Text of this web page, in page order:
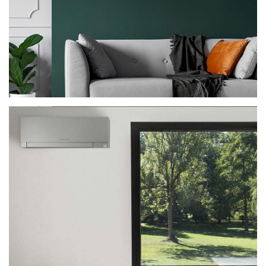
CLIMATISEUR MURAL COMPACT +
MSZ-FT INNOVANT ET DISCRET